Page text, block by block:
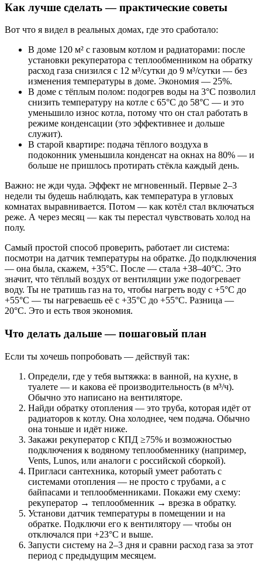
Как лучше сделать — практические советы
Вот что я видел в реальных домах, где это сработало:
В доме 120 м² с газовым котлом и радиаторами: после
установки рекуператора с теплообменником на обратку
расход газа снизился с 12 м³/сутки до 9 м³/сутки — без
изменения температуры в доме. Экономия — 25%.
В доме с тёплым полом: подогрев воды на 3°C позволил
снизить температуру на котле с 65°C до 58°C — и это
уменьшило износ котла, потому что он стал работать в
режиме конденсации (это эффективнее и дольше
служит).
В старой квартире: подача тёплого воздуха в
подоконник уменьшила конденсат на окнах на 80% — и
больше не пришлось протирать стёкла каждый день.
Важно: не жди чуда. Эффект не мгновенный. Первые 2–3
недели ты будешь наблюдать, как температура в угловых
комнатах выравнивается. Потом — как котёл стал включаться
реже. А через месяц — как ты перестал чувствовать холод на
полу.
Самый простой способ проверить, работает ли система:
посмотри на датчик температуры на обратке. До подключения
— она была, скажем, +35°C. После — стала +38–40°C. Это
значит, что тёплый воздух от вентиляции уже подогревает
воду. Ты не тратишь газ на то, чтобы нагреть воду с +5°C до
+55°C — ты нагреваешь её с +35°C до +55°C. Разница —
20°C. Это и есть твоя экономия.
Что делать дальше — пошаговый план
Если ты хочешь попробовать — действуй так:
Определи, где у тебя вытяжка: в ванной, на кухне, в
туалете — и какова её производительность (в м³/ч).
Обычно это написано на вентиляторе.
Найди обратку отопления — это труба, которая идёт от
радиаторов к котлу. Она холоднее, чем подача. Обычно
она тоньше и идёт ниже.
Закажи рекуператор с КПД ≥75% и возможностью
подключения к водяному теплообменнику (например,
Vents, Lunos, или аналоги с российской сборкой).
Пригласи сантехника, который умеет работать с
системами отопления — не просто с трубами, а с
байпасами и теплообменниками. Покажи ему схему:
рекуператор → теплообменник → врезка в обратку.
Установи датчик температуры в помещении и на
обратке. Подключи его к вентилятору — чтобы он
отключался при +23°C и выше.
Запусти систему на 2–3 дня и сравни расход газа за этот
период с предыдущим месяцем.